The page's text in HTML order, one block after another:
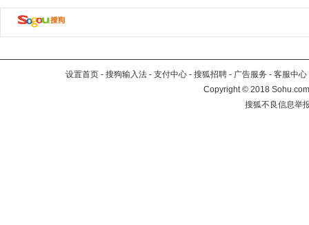
设置首页 - 搜狗输入法 - 支付中心 - 搜狐招聘 - 广告服务 - 客服中心
Copyright©2018
搜狐不良信息举